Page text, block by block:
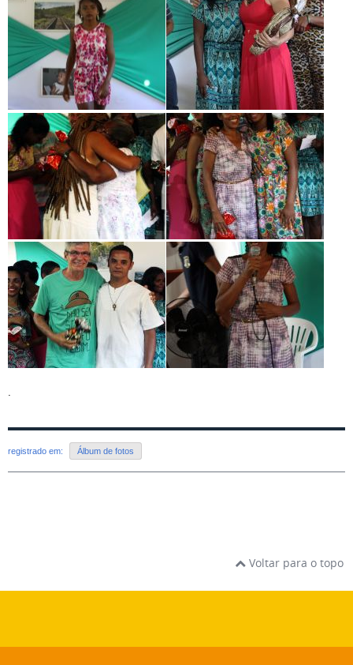
registrado em: Álbum de fotos
Voltar para o topo